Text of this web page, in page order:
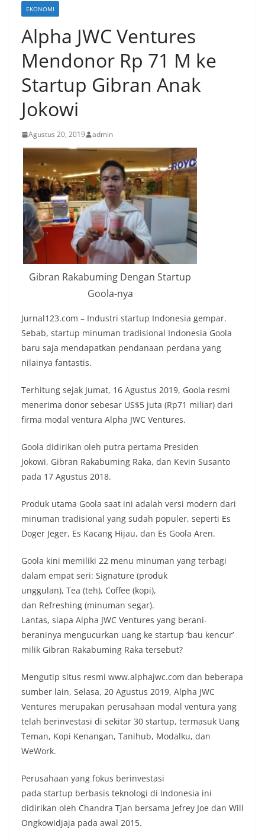
EKONOMI
Alpha JWC Ventures
Mendonor Rp 71 M ke
Startup Gibran Anak
Jokowi
Agustus 20, 2019 admin
Gibran Rakabuming Dengan Startup
Goola-nya
Jurnal123.com – Industri startup Indonesia gempar.
Sebab, startup minuman tradisional Indonesia Goola
baru saja mendapatkan pendanaan perdana yang
nilainya fantastis.
Terhitung sejak Jumat, 16 Agustus 2019, Goola resmi
menerima donor sebesar US$5 juta (Rp71 miliar) dari
firma modal ventura Alpha JWC Ventures.
Goola didirikan oleh putra pertama Presiden
Jokowi, Gibran Rakabuming Raka, dan Kevin Susanto
pada 17 Agustus 2018.
Produk utama Goola saat ini adalah versi modern dari
minuman tradisional yang sudah populer, seperti Es
Doger Jeger, Es Kacang Hijau, dan Es Goola Aren.
Goola kini memiliki 22 menu minuman yang terbagi
dalam empat seri: Signature (produk
unggulan), Tea (teh), Coffee (kopi),
dan Refreshing (minuman segar).
Lantas, siapa Alpha JWC Ventures yang berani-
beraninya mengucurkan uang ke startup ‘bau kencur’
milik Gibran Rakabuming Raka tersebut?
Mengutip situs resmi www.alphajwc.com dan beberapa
sumber lain, Selasa, 20 Agustus 2019, Alpha JWC
Ventures merupakan perusahaan modal ventura yang
telah berinvestasi di sekitar 30 startup, termasuk Uang
Teman, Kopi Kenangan, Tanihub, Modalku, dan
WeWork.
Perusahaan yang fokus berinvestasi
pada startup berbasis teknologi di Indonesia ini
didirikan oleh Chandra Tjan bersama Jefrey Joe dan Will
Ongkowidjaja pada awal 2015.